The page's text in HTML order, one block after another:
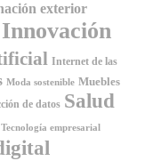
exterior
Innovación
Internet de las
Moda sostenible Muebles
de datos Salud
Tecnología empresarial